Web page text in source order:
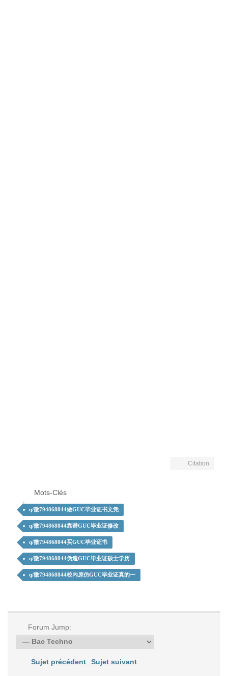
Citation
Mots-Clés
q/微794868844做GUC毕业证书文凭
q/微794868844靠谱GUC毕业证修改
q/微794868844买GUC毕业证书
q/微794868844伪造GUC毕业证硕士学历
q/微794868844校内原仿GUC毕业证真的一
Forum Jump:
Sujet précédent Sujet suivant